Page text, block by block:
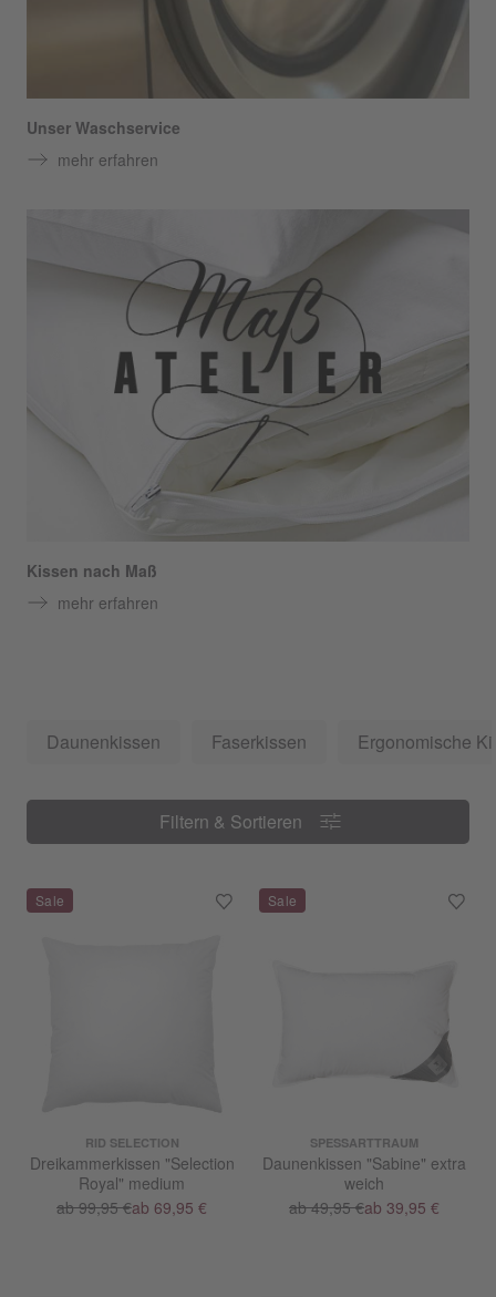
Unser Waschservice
mehr erfahren
Kissen nach Maß
mehr erfahren
Daunenkissen Faserkissen Ergonomische
Filtern & Sortieren
Filtern & Sortieren
RID SELECTION
Dreikammerkissen "Selection
Royal" medium
ab 99,95 €ab 69,95 €
SPESSARTTRAUM
Daunenkissen "Sabine" extra
weich
ab 49,95 €ab 39,95 €